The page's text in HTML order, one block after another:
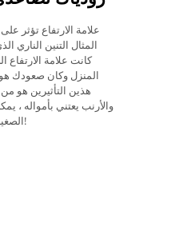
علامة الارتفاع تؤثر
المثال التنين الناري
كانت علامة
المنزل وكان صعودك هو
هذين التأثيرين هو
والأرنب يعتني بأمواله ،
الصغير سيظل محظوظًا دائمًا ماليًا!